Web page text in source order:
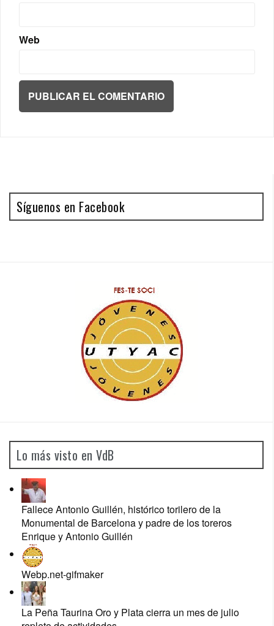
Web
Síguenos en Facebook
Lo más visto en VdB
Fallece Antonio Guillén, histórico torilero de la
Monumental de Barcelona y padre de los toreros
Enrique y Antonio Guillén
Webp.net-gifmaker
La Peña Taurina Oro y Plata cierra un mes de julio